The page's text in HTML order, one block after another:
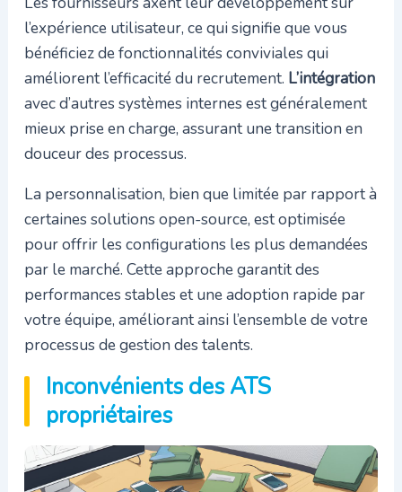
l’expérience utilisateur, ce qui signifie que vous
bénéficiez de fonctionnalités conviviales qui
améliorent l’efficacité du recrutement. L’intégration
avec d’autres systèmes internes est généralement
mieux prise en charge, assurant une transition en
douceur des processus.
La personnalisation, bien que limitée par rapport à
certaines solutions open-source, est optimisée
pour offrir les configurations les plus demandées
par le marché. Cette approche garantit des
performances stables et une adoption rapide par
votre équipe, améliorant ainsi l’ensemble de votre
processus de gestion des talents.
Inconvénients des ATS
propriétaires